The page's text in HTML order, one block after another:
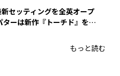
セッティングを全英オープ
ターは新作『トーチド』を投
もっと読む